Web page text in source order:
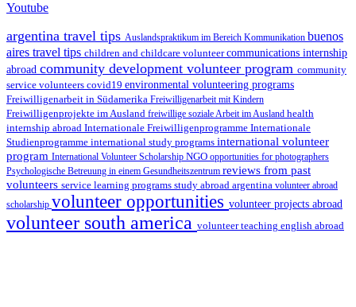
Youtube
argentina travel tips Auslandspraktikum im Bereich Kommunikation buenos
aires travel tips children and childcare volunteercommunications internship
abroad community development volunteer program community
service volunteers covid19 environmental volunteering programs
Freiwilligenarbeit in Südamerika Freiwilligenarbeit mit Kindern
Freiwilligenprojekte im Ausland freiwillige soziale Arbeit im Ausland health
internship abroad Internationale Freiwilligenprogramme Internationale
Studienprogramme international study programs international volunteer
program International Volunteer Scholarship NGO opportunities for photographers
Psychologische Betreuung in einem Gesundheitszentrum reviews from past
volunteers service learning programs study abroad argentina volunteer abroad
scholarship volunteer opportunities volunteer projects abroad
volunteer south america volunteer teaching english abroad